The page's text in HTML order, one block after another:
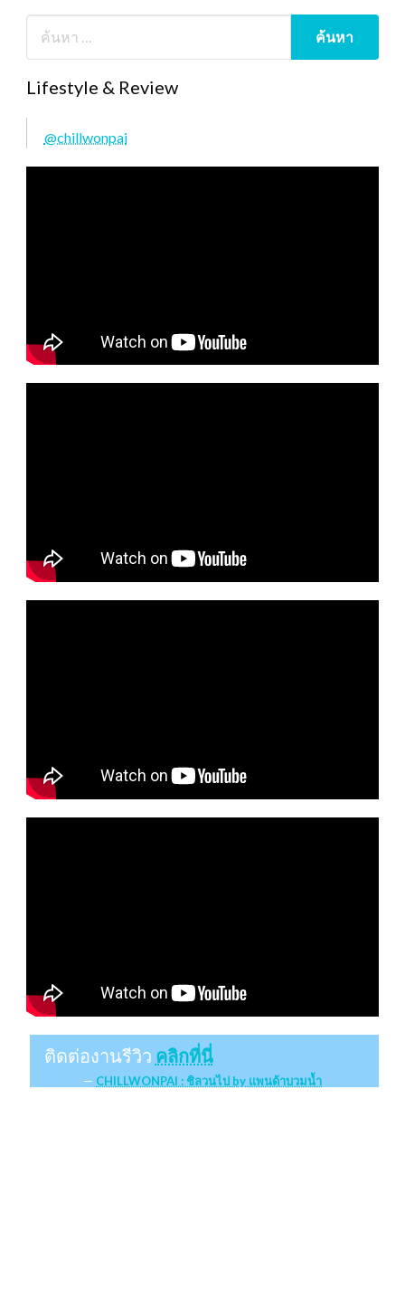
Lifestyle & Review
@chillwonpai
ติดต่องานรีวิว คลิกที่นี่
CHILLWONPAI : ชิลวนไป by แพนด้าบวมน้ำ